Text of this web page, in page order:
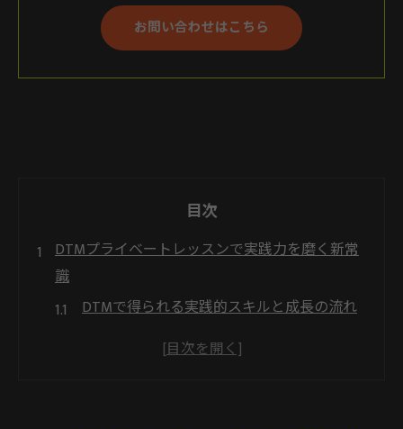
お問い合わせはこちら
目次
DTMプライベートレッスンで実践力を磨く新常
識
DTMで得られる実践的スキルと成長の流れ
DTM独学では身につかない指導の価値とは